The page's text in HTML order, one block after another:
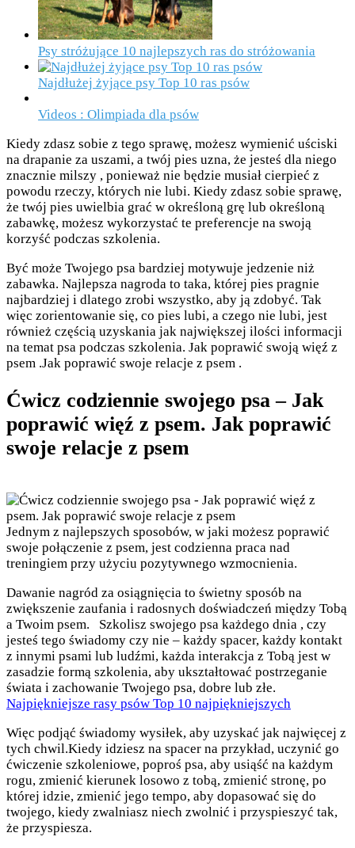
Psy stróżujące 10 najlepszych ras do stróżowania
Najdłużej żyjące psy Top 10 ras psów
Videos : Olimpiada dla psów
Kiedy zdasz sobie z tego sprawę, możesz wymienić uściski
na drapanie za uszami, a twój pies uzna, że jesteś dla niego
znacznie milszy , ponieważ nie będzie musiał cierpieć z
powodu rzeczy, których nie lubi. Kiedy zdasz sobie sprawę,
że twój pies uwielbia grać w określoną grę lub określoną
zabawkę, możesz wykorzystać te preferencje na swoją
korzyść podczas szkolenia.
Być może Twojego psa bardziej motywuje jedzenie niż
zabawka. Najlepsza nagroda to taka, której pies pragnie
najbardziej i dlatego zrobi wszystko, aby ją zdobyć. Tak
więc zorientowanie się, co pies lubi, a czego nie lubi, jest
również częścią uzyskania jak największej ilości informacji
na temat psa podczas szkolenia. Jak poprawić swoją więź z
psem .Jak poprawić swoje relacje z psem .
Ćwicz codziennie swojego psa – Jak
poprawić więź z psem. Jak poprawić
swoje relacje z psem
Jednym z najlepszych sposobów, w jaki możesz poprawić
swoje połączenie z psem, jest codzienna praca nad
treningiem przy użyciu pozytywnego wzmocnienia.
Dawanie nagród za osiągnięcia to świetny sposób na
zwiększenie zaufania i radosnych doświadczeń między Tobą
a Twoim psem. Szkolisz swojego psa każdego dnia , czy
jesteś tego świadomy czy nie – każdy spacer, każdy kontakt
z innymi psami lub ludźmi, każda interakcja z Tobą jest w
zasadzie formą szkolenia, aby ukształtować postrzeganie
świata i zachowanie Twojego psa, dobre lub złe.
Najpiękniejsze rasy psów Top 10 najpiękniejszych
Więc podjąć świadomy wysiłek, aby uzyskać jak najwięcej z
tych chwil.Kiedy idziesz na spacer na przykład, uczynić go
ćwiczenie szkoleniowe, poproś psa, aby usiąść na każdym
rogu, zmienić kierunek losowo z tobą, zmienić stronę, po
której idzie, zmienić jego tempo, aby dopasować się do
twojego, kiedy zwalniasz niech zwolnić i przyspieszyć tak,
że przyspiesza.